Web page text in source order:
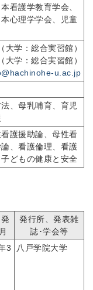
看護学教育学会、
心理学学会、児童
学：総合実習館）
学：総合実習館）
u.ac.jp
、母乳哺育、育児
護援助論、母性看
、看護倫理、看護
どもの健康と安全
発行所、発表雑
誌･学会等
3
八戸学院大学